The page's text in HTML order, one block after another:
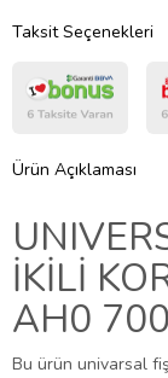
Taksit Seçenekleri
Ürün Açıklaması
İKİLİ
AH0
Bu ürün univarsal